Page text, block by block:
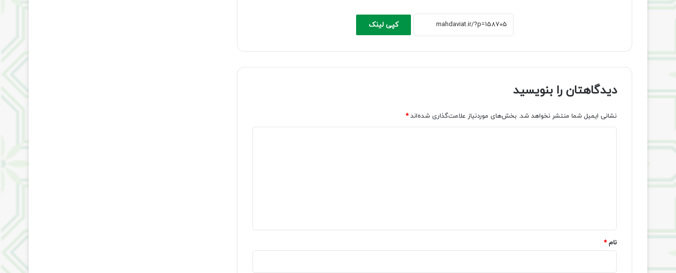
کپی لینک
دیدگاهتان را بنویسید
نشانی ایمیل شما منتشر نخواهد شد. بخش‌های موردنیاز علامت‌گذاری شده‌اند*
نام*